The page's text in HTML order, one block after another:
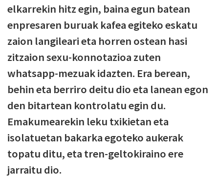
elkarrekin hitz egin, baina egun batean
enpresaren buruak kafea egiteko eskatu
zaion langileari eta horren ostean hasi
zitzaion sexu-konnotazioa zuten
whatsapp-mezuak idazten. Era berean,
behin eta berriro deitu dio eta lanean egon
den bitartean kontrolatu egin du.
Emakumearekin leku txikietan eta
isolatuetan bakarka egoteko aukerak
topatu ditu, eta tren-geltokiraino ere
jarraitu dio.